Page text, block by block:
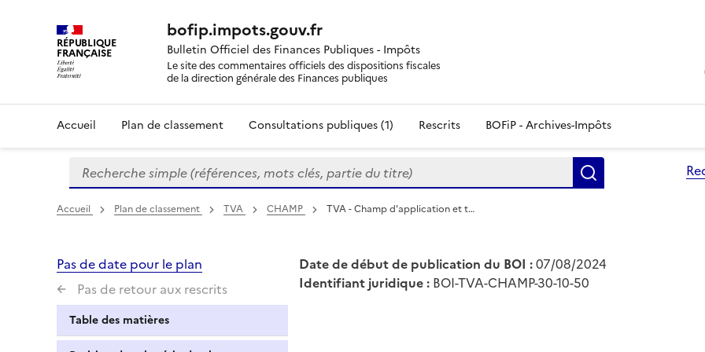
RÉPUBLIQUE
FRANÇAISE
bofip.impots.gouv.fr
Bulletin Officiel des Finances Publiques - Impôts
Le site des commentaires officiels des dispositions fiscales
de la direction générale des Finances publiques
Accueil Plan de classement Consultations publiques (1) Rescrits BOFiP - Archives-Impôts
Formulaire
de
recherche
Recherche simple (références, mots clés, partie du titre)
Accueil Plan de classement TVA CHAMP TVA - Champ d'application et t…
Pas de date pour le plan
Pas de retour aux rescrits
Table des matières
Date de début de publication du BOI :07/08/2024
Identifiant juridique : BOI-TVA-CHAMP-30-10-50